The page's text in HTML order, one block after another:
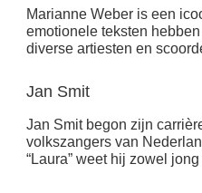
Marianne Weber is een
emotionele teksten
diverse artiesten en
Jan Smit
Jan Smit begon zijn
volkszangers van
“Laura” weet hij zowel